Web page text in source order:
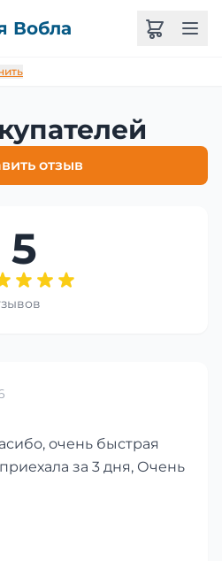
Вобла
отзыв
5
очень быстрая
за 3 дня, Очень